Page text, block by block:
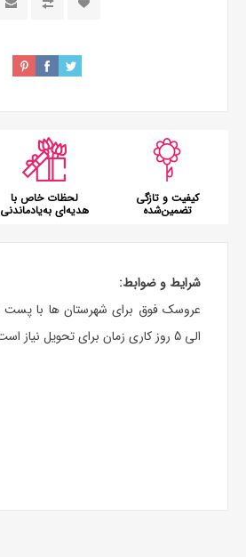
کیفیت و تازگی
تضمین‌شده
لحظات خاص با
هدیه‌ای به‌یادماندنی
شرایط و ضوابط:
الی 5 روز کاری زمان برای تحویل نیاز است.